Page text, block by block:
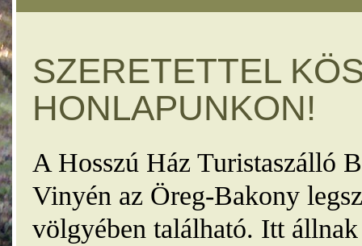
SZERETETTEL
HONLAPUNKON!
A Hosszú Ház Turistaszálló
Vinyén az Öreg-Bakony
völgyében található. Itt